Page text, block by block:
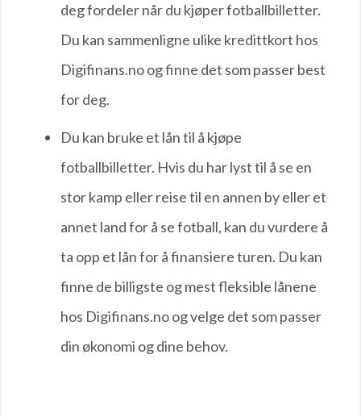
deg fordeler når du kjøper fotballbilletter.
Du kan sammenligne ulike kredittkort hos
Digifinans.no og finne det som passer best
for deg.
Du kan bruke et lån til å kjøpe
fotballbilletter. Hvis du har lyst til å se en
stor kamp eller reise til en annen by eller et
annet land for å se fotball, kan du vurdere å
ta opp et lån for å finansiere turen. Du kan
finne de billigste og mest fleksible lånene
hos Digifinans.no og velge det som passer
din økonomi og dine behov.